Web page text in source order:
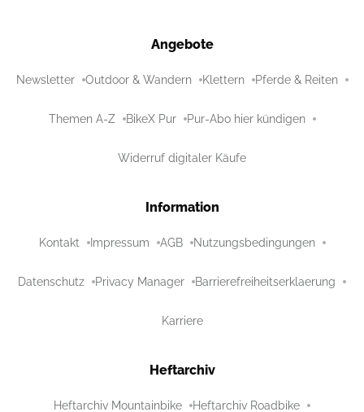
Angebote
Newsletter Outdoor & Wandern Klettern Pferde & Reiten
Themen A-Z BikeX Pur Pur-Abo hier kündigen
Widerruf digitaler Käufe
Information
Kontakt Impressum AGB Nutzungsbedingungen
Datenschutz Privacy Manager Barrierefreiheitserklaerung
Karriere
Heftarchiv
Heftarchiv Mountainbike Heftarchiv Roadbike